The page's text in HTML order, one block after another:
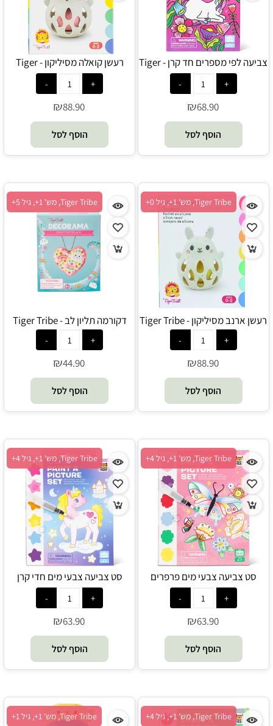
צביעה לפי מספרים חד קרן - Tiger
₪68.90
הוסף לסל
רעשן קואלה מסיליקון - Tiger
₪88.90
הוסף לסל
Tiger Tribe, מש' 1+, גיל 0+
רעשן ארנב מסיליקון - Tiger Tribe
₪88.90
הוסף לסל
Tiger Tribe, מש' 1+, גיל 5+
דקורמה תליון לב - Tiger Tribe
₪44.90
הוסף לסל
Tiger Tribe, מש' 1+, גיל 4+
סט צביעה צבעי מים פרפרים
ופרחים - Tiger Tribe
₪63.90
הוסף לסל
Tiger Tribe, מש' 1+, גיל 4+
סט צביעה צבעי מים חדי קרן
בשמיים - Tiger Tribe
₪63.90
הוסף לסל
Tiger Tribe, מש' 1+, גיל 4+ Tiger Tribe, מש' 1+, גיל 1+